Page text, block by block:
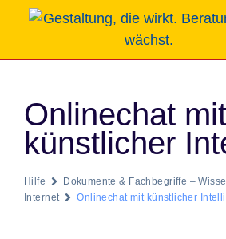
Onlinechat mit
künstlicher
Hilfe
Dokumente & Fachbegriffe –
Internet
Onlinechat mit künstlicher